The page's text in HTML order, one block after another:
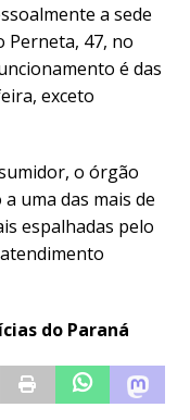
a sede
Perneta, 47, no
é das
exceto
o órgão
uma das mais de
espalhadas pelo
do Paraná